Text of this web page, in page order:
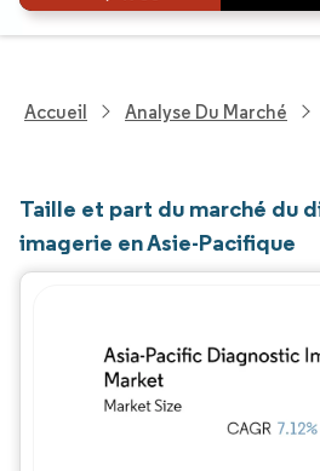
Accueil Analyse Du Marché
Taille et part du marché du
imagerie en Asie-Pacifique